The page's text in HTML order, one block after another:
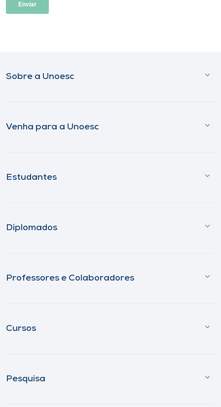
Sobre a Unoesc
Venha para a Unoesc
Estudantes
Diplomados
Professores e Colaboradores
Cursos
Pesquisa